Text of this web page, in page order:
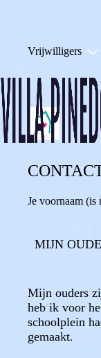
Vrijwilligers
Je voornaam (is
MIJN
Mijn ouders
heb ik voor
schoolplein
gemaakt.